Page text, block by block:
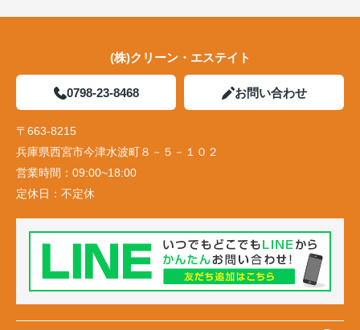
(株)クリーン・エステイト
0798-23-8468 お問い合わせ
〒663-8215
兵庫県西宮市今津水波町８－５－１０２
営業時間： 09:00~18:00
定休日： 不定休